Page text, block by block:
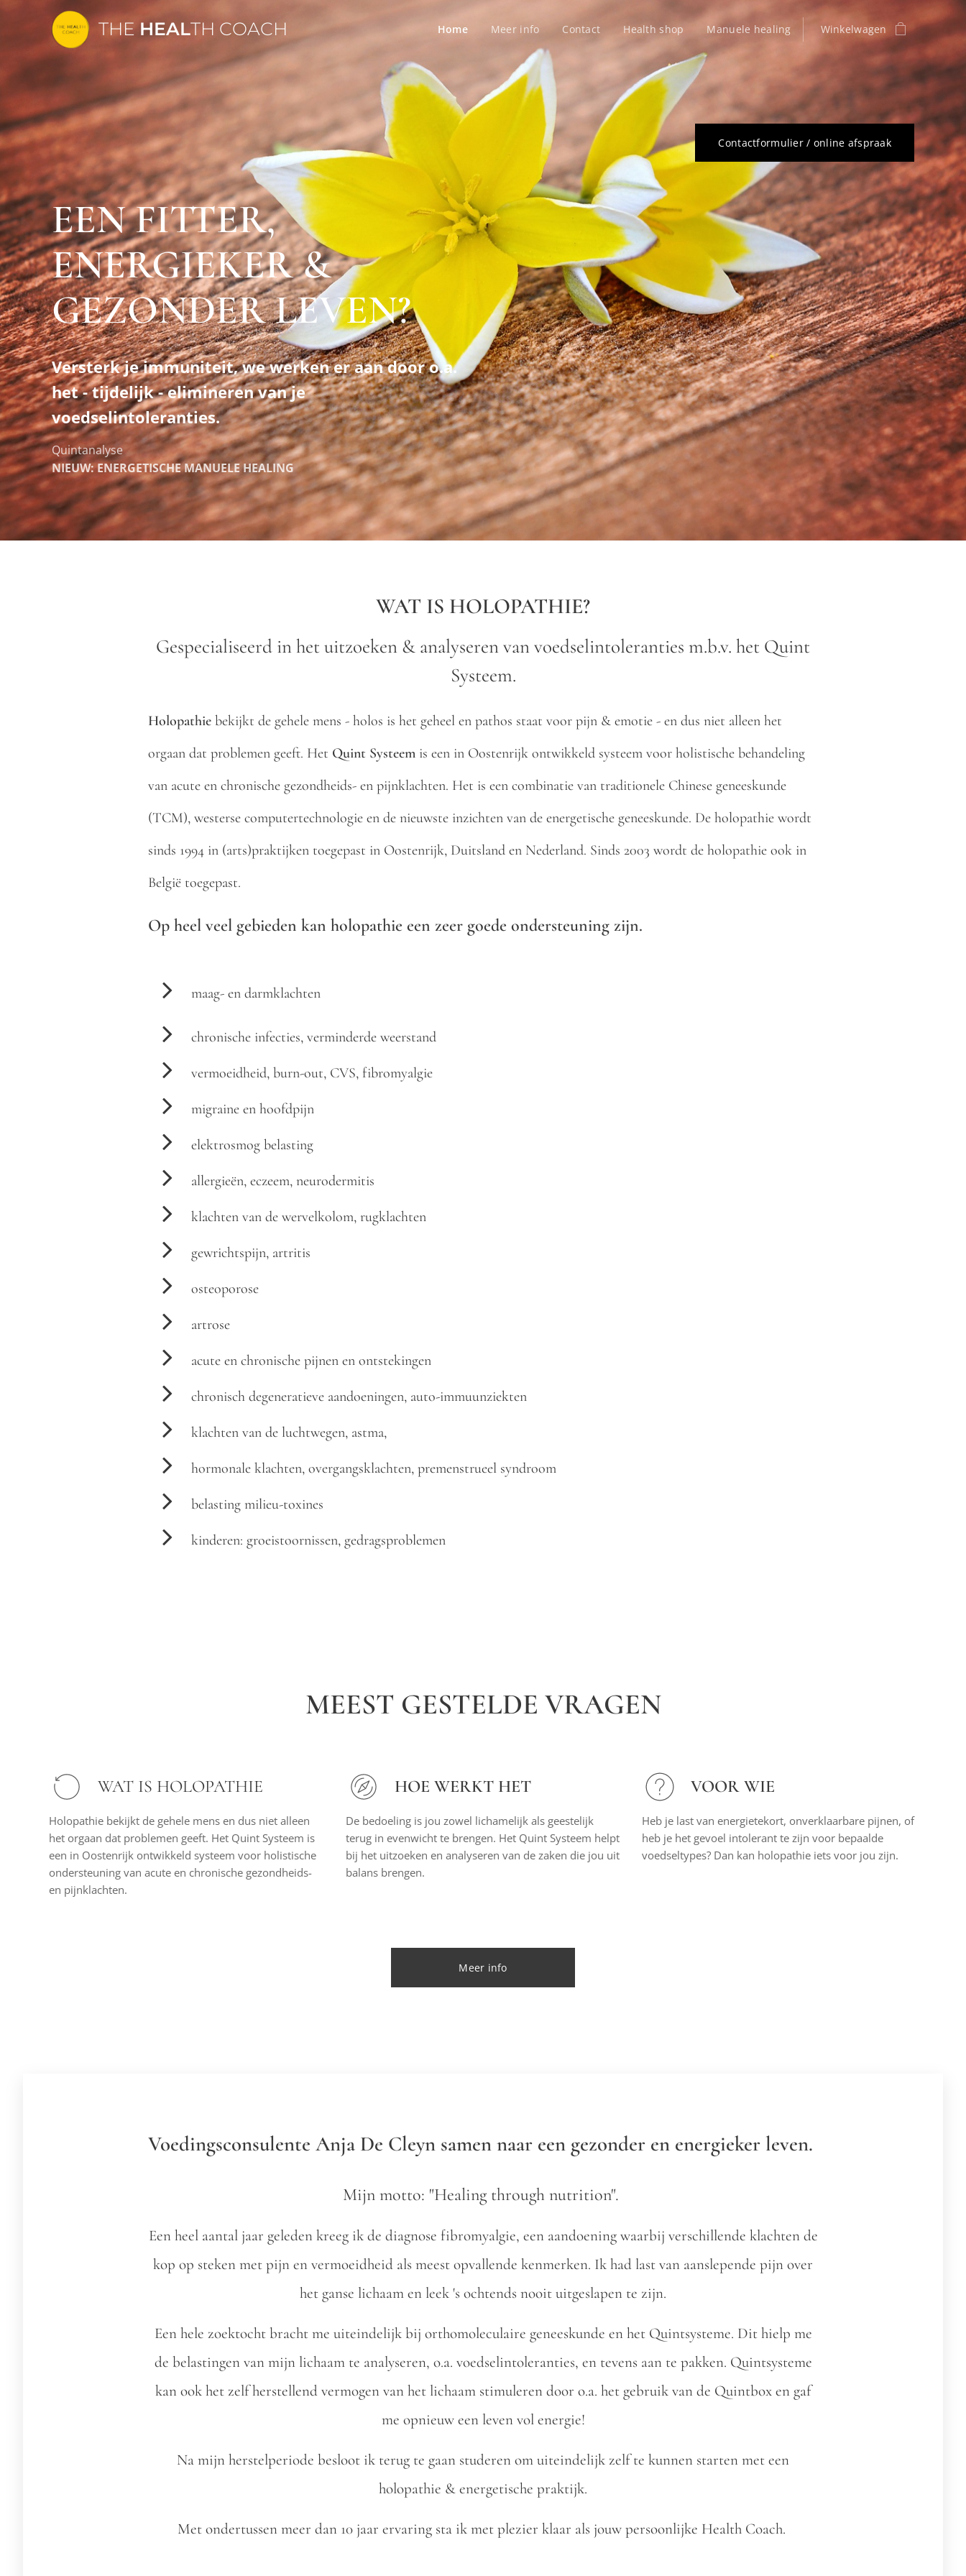
THEHEALTH COACH Home Meer info Contact Health shop Manuele healing Winkelwagen
EEN FITTER,
ENERGIEKER &
GEZONDER LEVEN?
Versterk je immuniteit, we werken er aan door o.a.
het - tijdelijk - elimineren van je
voedselintoleranties.
Quintanalyse
NIEUW: ENERGETISCHE MANUELE HEALING
Contactformulier / online afspraak
WAT IS HOLOPATHIE?
Gespecialiseerd in het uitzoeken & analyseren van voedselintoleranties m.b.v. het Quint
Systeem.
Holopathiebekijkt de gehele mens - holos is het geheel en pathos staat voor pijn & emotie - en dus niet alleen het
orgaan dat problemen geeft. Het Quint Systeemis een in Oostenrijk ontwikkeld systeem voor holistische behandeling
van acute en chronische gezondheids- en pijnklachten. Het is een combinatie van traditionele Chinese geneeskunde
(TCM), westerse computertechnologie en de nieuwste inzichten van de energetische geneeskunde. De holopathie wordt
sinds 1994 in (arts)praktijken toegepast in Oostenrijk, Duitsland en Nederland. Sinds 2003 wordt de holopathie ook in
België toegepast.
Op heel veel gebieden kan holopathie een zeer goede ondersteuning zijn.
maag- en darmklachten
chronische infecties, verminderde weerstand
vermoeidheid, burn-out, CVS, fibromyalgie
migraine en hoofdpijn
elektrosmog belasting
allergieën, eczeem, neurodermitis
klachten van de wervelkolom, rugklachten
gewrichtspijn, artritis
osteoporose
artrose
acute en chronische pijnen en ontstekingen
chronisch degeneratieve aandoeningen, auto-immuunziekten
klachten van de luchtwegen, astma,
hormonale klachten, overgangsklachten, premenstrueel syndroom
belasting milieu-toxines
kinderen: groeistoornissen, gedragsproblemen
MEEST GESTELDE VRAGEN
WAT IS HOLOPATHIE
Holopathie bekijkt de gehele mens en dus niet alleen
het orgaan dat problemen geeft. Het Quint Systeem is
een in Oostenrijk ontwikkeld systeem voor holistische
ondersteuning van acute en chronische gezondheids-
en pijnklachten.
HOE WERKT HET
De bedoeling is jou zowel lichamelijk als geestelijk
terug in evenwicht te brengen. Het Quint Systeem helpt
bij het uitzoeken en analyseren van de zaken die jou uit
balans brengen.
VOOR WIE
Heb je last van energietekort, onverklaarbare pijnen, of
heb je het gevoel intolerant te zijn voor bepaalde
voedseltypes? Dan kan holopathie iets voor jou zijn.
Meer info
Voedingsconsulente Anja De Cleyn samen naar een gezonder en energieker leven.
Mijn motto: "Healing through nutrition".
Een heel aantal jaar geleden kreeg ik de diagnose fibromyalgie, een aandoening waarbij verschillende klachten de
kop op steken met pijn en vermoeidheid als meest opvallende kenmerken. Ik had last van aanslepende pijn over
het ganse lichaam en leek 's ochtends nooit uitgeslapen te zijn.
Een hele zoektocht bracht me uiteindelijk bij orthomoleculaire geneeskunde en het Quintsysteme. Dit hielp me
de belastingen van mijn lichaam te analyseren, o.a. voedselintoleranties, en tevens aan te pakken. Quintsysteme
kan ook het zelf herstellend vermogen van het lichaam stimuleren door o.a. het gebruik van de Quintbox en gaf
me opnieuw een leven vol energie!
Na mijn herstelperiode besloot ik terug te gaan studeren om uiteindelijk zelf te kunnen starten met een
holopathie & energetische praktijk.
Met ondertussen meer dan 10 jaar ervaring sta ik met plezier klaar als jouw persoonlijke Health Coach.